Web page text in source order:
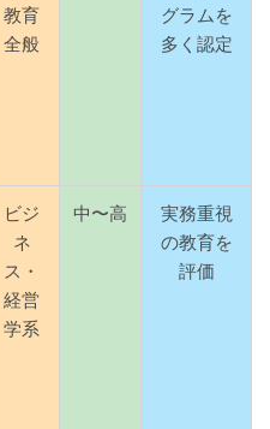
教育
全般
グラムを
多く認定
ビジ
ネ
ス・
経営
学系
中〜高
実務重視
の教育を
評価